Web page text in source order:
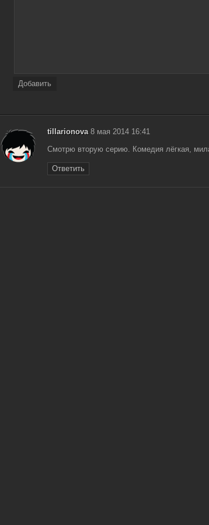
Добавить
tillarionova8 мая 2014 16:41
Смотрю вторую серию. Комедия лёгкая,
Ответить